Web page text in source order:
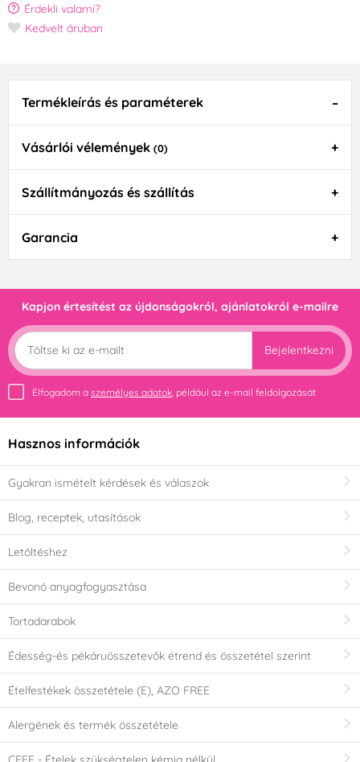
Érdekli valami?
Kedvelt áruban
Termékleírás és paraméterek
Vásárlói vélemények (0)
Szállítmányozás és szállítás
Garancia
Kapjon értesítést az újdonságokról, ajánlatokról e-mailre
Bejelentkezni
Elfogadom a személyes adatok , például az e-mail feldolgozását
Hasznos információk
Gyakran ismételt kérdések és válaszok
Blog, receptek, utasítások
Letöltéshez
Bevonó anyagfogyasztása
Tortadarabok
Édesség-és pékáruösszetevők étrend és összetétel szerint
Ételfestékek összetétele (E), AZO FREE
Alergének és termék összetétele